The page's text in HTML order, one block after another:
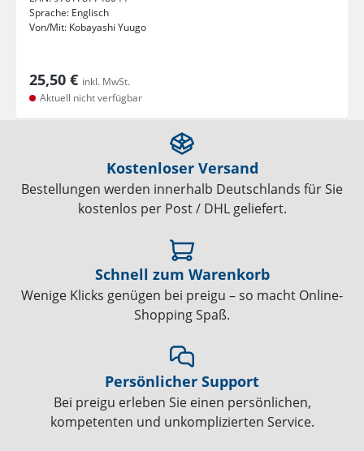
Sprache: Englisch
Von/Mit: Kobayashi Yuugo
25,50 € inkl. MwSt.
Aktuell nicht verfügbar
Kostenloser Versand
Bestellungen werden innerhalb Deutschlands für Sie
kostenlos per Post / DHL geliefert.
Schnell zum Warenkorb
Wenige Klicks genügen bei preigu – so macht Online-
Shopping Spaß.
Persönlicher Support
Bei preigu erleben Sie einen persönlichen,
kompetenten und unkomplizierten Service.